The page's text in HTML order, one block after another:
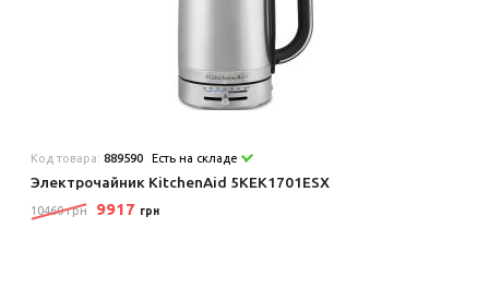
Код товара:889590 Есть на складе
Электрочайник KitchenAid 5KEK1701ESX
10460 грн 9917 грн